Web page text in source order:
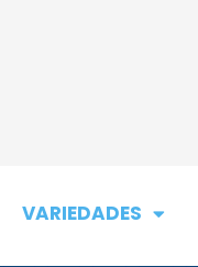
VARIEDADES